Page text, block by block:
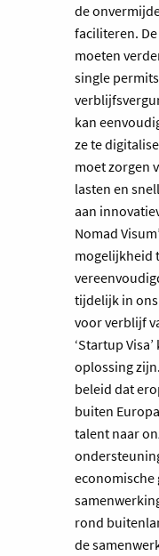
de
faciliteren.
moeten
single
kan
ze te
moet zorgen
lasten en
aan
Nomad
mogelijkheid
tijdelijk in
voor verblijf
‘Startup
oplossing
beleid dat
buiten
talent naar
economische
rond
de